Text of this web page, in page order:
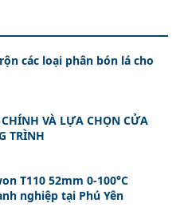
các loại phân bón lá cho
VÀ LỰA CHỌN CỬA
TRÌNH
T110 52mm 0-100°C
nghiệp tại Phú Yên